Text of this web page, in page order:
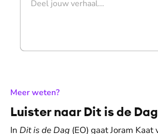
Meer weten?:
Luister naar Dit is de Dag
In Dit is de Dag (EO) gaat Joram